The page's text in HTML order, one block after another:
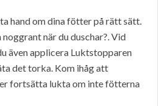
hand om dina fötter på rätt sätt.
när du duschar?. Vid
även applicera Luktstopparen
det torka. Kom ihåg att
fortsätta lukta om inte fötterna